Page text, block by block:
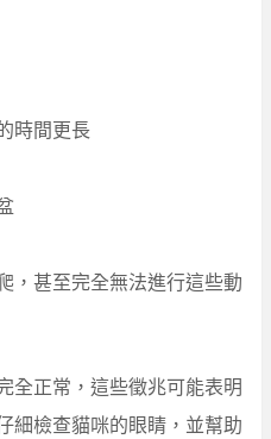
時間更長
，甚至完全無法進行這些動
全正常，這些徵兆可能表明
細檢查貓咪的眼睛，並幫助